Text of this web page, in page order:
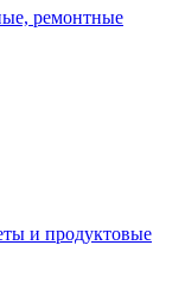
ремонтные
и продуктовые